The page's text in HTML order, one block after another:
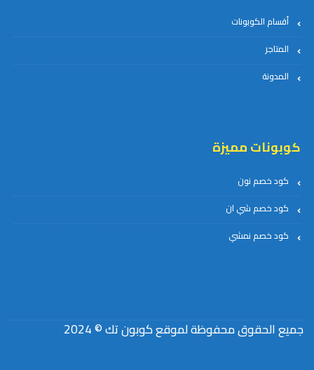
أقسام الكوبونات
المتاجر
المدونة
كوبونات مميزة
كود خصم نون
كود خصم شي ان
كود خصم نمشي
جميع الحقوق محفوظة لموقع كوبون تك © 2024